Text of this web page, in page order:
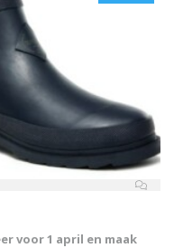
voor 1 april en maak